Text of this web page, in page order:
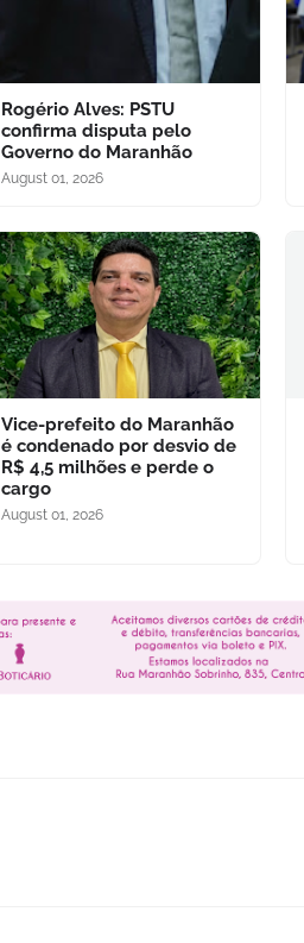
Rogério Alves: PSTU
confirma disputa pelo
Governo do Maranhão
August 01, 2026
Vice-prefeito do Maranhão
é condenado por desvio de
R$ 4,5 milhões e perde o
cargo
August 01, 2026